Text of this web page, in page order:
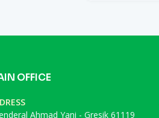
OFFICE
Ahmad Yani - Gresik 61119